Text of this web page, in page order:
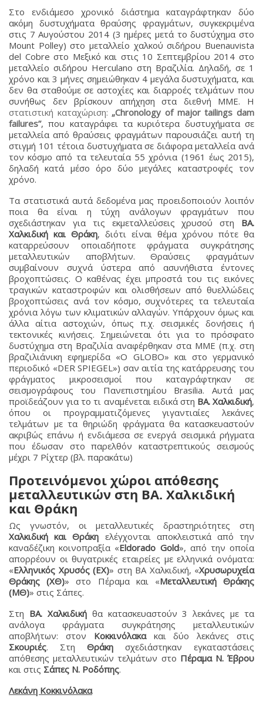
Στο ενδιάμεσο χρονικό διάστημα καταγράφτηκαν δύο
ακόμη δυστυχήματα θραύσης φραγμάτων, συγκεκριμένα
στις 7 Αυγούστου 2014 (3 ημέρες μετά το δυστύχημα στο
Mount Polley) στο μεταλλείο χαλκού σιδήρου Buenauvista
del Cobre στο Μεξικό και στις 10 Σεπτεμβρίου 2014 στο
μεταλλείο σιδήρου Herculano στη Βραζιλία. Δηλαδή, σε 1
χρόνο και 3 μήνες σημειώθηκαν 4 μεγάλα δυστυχήματα, και
δεν θα σταθούμε σε αστοχίες και διαρροές τελμάτων που
συνήθως δεν βρίσκουν απήχηση στα διεθνή ΜΜΕ. H
στατιστική καταχώριση: „Chronology of major tailings dam
failures”, που καταγράφει τα κυριότερα δυστυχήματα σε
μεταλλεία από θραύσεις φραγμάτων παρουσιάζει αυτή τη
στιγμή 101 τέτοια δυστυχήματα σε διάφορα μεταλλεία ανά
τον κόσμο από τα τελευταία 55 χρόνια (1961 έως 2015),
δηλαδή κατά μέσο όρο δύο μεγάλες καταστροφές τον
χρόνο.
Τα στατιστικά αυτά δεδομένα μας προειδοποιούν λοιπόν
ποια θα είναι η τύχη ανάλογων φραγμάτων που
σχεδιάστηκαν για τις εκμεταλλεύσεις χρυσού στη ΒΑ.
Χαλκιδική και Θράκη, διότι είναι θέμα χρόνου πότε θα
καταρρεύσουν οποιαδήποτε φράγματα συγκράτησης
μεταλλευτικών αποβλήτων. Θραύσεις φραγμάτων
συμβαίνουν συχνά ύστερα από ασυνήθιστα έντονες
βροχοπτώσεις. Ο καθένας έχει μπροστά του τις εικόνες
τραγικών καταστροφών και ολισθήσεων από θυελλώδεις
βροχοπτώσεις ανά τον κόσμο, συχνότερες τα τελευταία
χρόνια λόγω των κλιματικών αλλαγών. Υπάρχουν όμως και
άλλα αίτια αστοχιών, όπως π.χ. σεισμικές δονήσεις ή
τεκτονικές κινήσεις. Σημειώνεται ότι για το πρόσφατο
δυστύχημα στη Βραζιλία αναφέρθηκαν στα ΜΜΕ (π.χ. στη
βραζιλιάνικη εφημερίδα «O GLOBO» και στο γερμανικό
περιοδικό «DER SPIEGEL») σαν αιτία της κατάρρευσης του
φράγματος μικροσεισμοί που καταγράφτηκαν σε
σεισμογράφους του Πανεπιστημίου Brasilia. Αυτά μας
προϊδεάζουν για το τι αναμένεται ειδικά στη ΒΑ. Χαλκιδική,
όπου οι προγραμματιζόμενες γιγαντιαίες λεκάνες
τελμάτων με τα θηριώδη φράγματα θα κατασκευαστούν
ακριβώς επάνω ή ενδιάμεσα σε ενεργά σεισμικά ρήγματα
που έδωσαν στο παρελθόν καταστρεπτικούς σεισμούς
μέχρι 7 Ρίχτερ (βλ. παρακάτω)
Προτεινόμενοι χώροι απόθεσης
μεταλλευτικών στη ΒΑ. Χαλκιδική
και Θράκη
Ως γνωστόν, οι μεταλλευτικές δραστηριότητες στη
Χαλκιδική και Θράκη ελέγχονται αποκλειστικά από την
καναδέζικη κοινοπραξία «Eldorado Gold», από την οποία
απορρέουν οι θυγατρικές εταιρείες με ελληνικά ονόματα:
«Ελληνικός Χρυσός (ΕΧ)» στη ΒΑ Χαλκιδική, «Χρυσωρυχεία
Θράκης (ΧΘ)» στο Πέραμα και «Μεταλλευτική Θράκης
(ΜΘ)» στις Σάπες.
Στη ΒΑ. Χαλκιδικήθα κατασκευαστούν 3 λεκάνες με τα
ανάλογα φράγματα συγκράτησης μεταλλευτικών
αποβλήτων: στον Κοκκινόλακακαι δύο λεκάνες στις
Σκουριές. Στη Θράκη σχεδιάστηκαν εγκαταστάσεις
απόθεσης μεταλλευτικών τελμάτων στο Πέραμα Ν. Έβρου
και στις Σάπες Ν. Ροδόπης.
Λεκάνη Κοκκινόλακα